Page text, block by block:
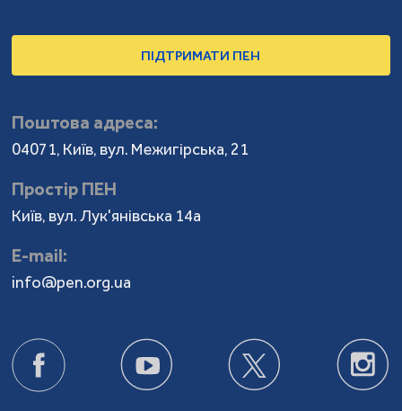
ПІДТРИМАТИ ПЕН
Поштова адреса:
04071, Київ, вул. Межигірська, 21
Простір ПЕН
Київ, вул. Лук'янівська 14а
Е-mail:
info@pen.org.ua